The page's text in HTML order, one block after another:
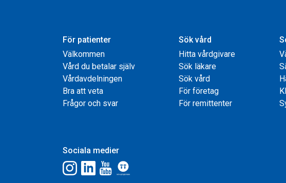
För patienter
Välkommen
Vård du betalar själv
Vårdavdelningen
Bra att veta
Frågor och svar
Sök vård
Hitta vårdgivare
Sök läkare
Sök vård
För företag
För remittenter
Sociala medier